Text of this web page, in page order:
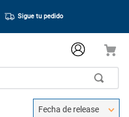
Sigue tu pedido
Fecha de release